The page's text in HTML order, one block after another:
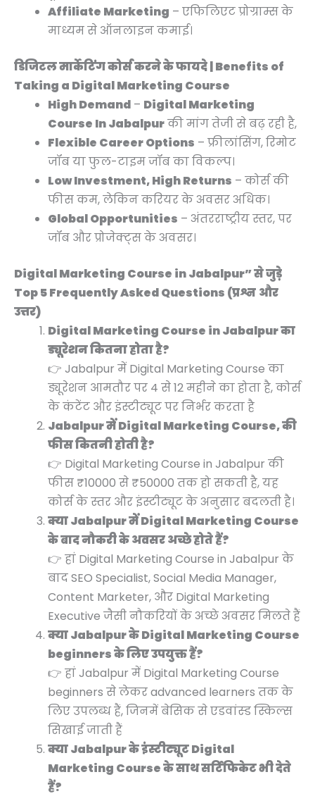
Affiliate Marketing – एफिलिएट प्रोग्राम्स के
माध्यम से ऑनलाइन कमाई।
डिजिटल मार्केटिंग कोर्स करने के फायदे | Benefits of
Taking a Digital Marketing Course
High Demand – Digital Marketing
Course In Jabalpurकी मांग तेजी से बढ़ रही है,
Flexible Career Options – फ्रीलांसिंग, रिमोट
जॉब या फुल-टाइम जॉब का विकल्प।
Low Investment, High Returns – कोर्स की
फीस कम, लेकिन करियर के अवसर अधिक।
Global Opportunities – अंतरराष्ट्रीय स्तर, पर
जॉब और प्रोजेक्ट्स के अवसर।
Digital Marketing Course in Jabalpur” से जुड़े
Top 5 Frequently Asked Questions (प्रश्न और
उत्तर)
Digital Marketing Course in Jabalpur का
ड्यूरेशन कितना होता है?
👉 Jabalpur में Digital Marketing Course का
ड्यूरेशन आमतौर पर 4 से 12 महीने का होता है, कोर्स
के कंटेंट और इंस्टीट्यूट पर निर्भर करता है
Jabalpur में Digital Marketing Course, की
फीस कितनी होती है?
👉 Digital Marketing Course in Jabalpur की
फीस ₹10000 से ₹50000 तक हो सकती है, यह
कोर्स के स्तर और इंस्टीट्यूट के अनुसार बदलती है।
क्या Jabalpur में Digital Marketing Course
के बाद नौकरी के अवसर अच्छे होते हैं?
👉 हां Digital Marketing Course in Jabalpur के
बाद SEO Specialist, Social Media Manager,
Content Marketer, और Digital Marketing
Executive जैसी नौकरियों के अच्छे अवसर मिलते हैं
क्या Jabalpur के Digital Marketing Course
beginners के लिए उपयुक्त हैं?
👉 हां Jabalpur में Digital Marketing Course
beginners से लेकर advanced learners तक के
लिए उपलब्ध हैं, जिनमें बेसिक से एडवांस्ड स्किल्स
सिखाई जाती हैं
क्या Jabalpur के इंस्टीट्यूट Digital
Marketing Course के साथ सर्टिफिकेट भी देते
हैं?